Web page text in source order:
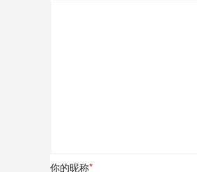
你的昵称*